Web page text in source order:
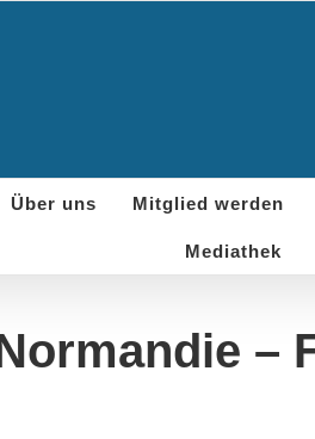
Über uns Mitglied werden
Mediathek
–